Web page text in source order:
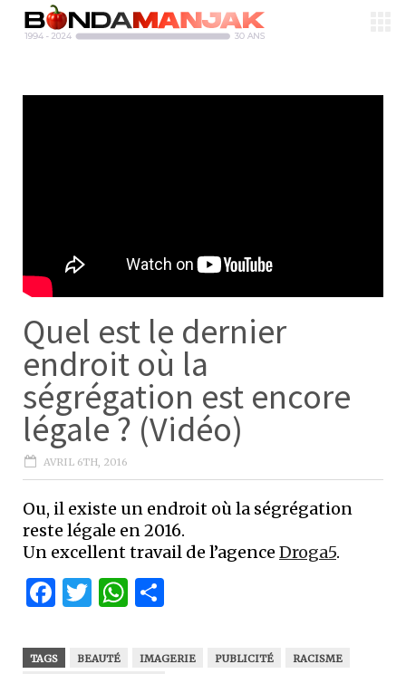
Quel est le dernier
endroit où la
ségrégation est encore
légale ? (Vidéo)
AVRIL 6TH, 2016
Ou, il existe un endroit où la ségrégation
reste légale en 2016.
Un excellent travail de l’agence Droga5.
Facebook
Twitter
WhatsApp
TAGS BEAUTÉ IMAGERIE PUBLICITÉ
RACISME